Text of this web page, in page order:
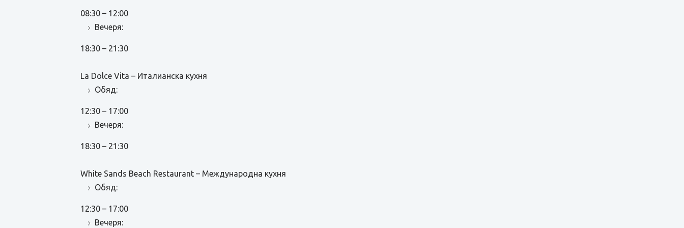
08:30 – 12:00
Вечеря:
18:30 – 21:30
La Dolce Vita – Италианска кухня
Обяд:
12:30 – 17:00
Вечеря:
18:30 – 21:30
White Sands Beach Restaurant – Международна кухня
Обяд:
12:30 – 17:00
Вечеря: